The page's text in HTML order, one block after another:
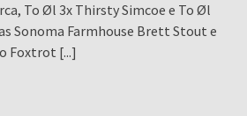
To Øl 3x Thirsty Simcoe e To Øl
Sonoma Farmhouse Brett Stout e
Foxtrot [...]